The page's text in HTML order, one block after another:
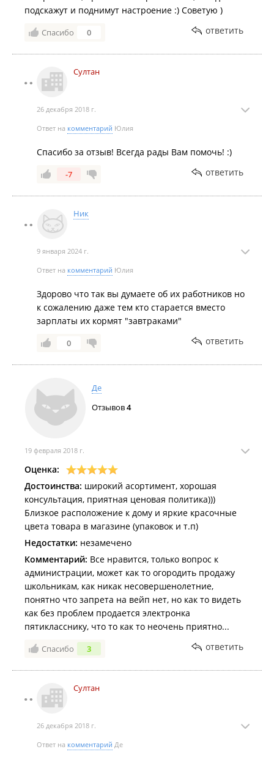
подскажут и поднимут настроение :) Советую )
Спасибо 0 ответить
Султан
26 декабря 2018 г.
Ответ на комментарий Юлия
Спасибо за отзыв! Всегда рады Вам помочь! :)
-7 ответить
Ник
9 января 2024 г.
Ответ на комментарий Юлия
Здорово что так вы думаете об их работников но
к сожалению даже тем кто старается вместо
зарплаты их кормят "завтраками"
0 ответить
Де
Отзывов4
19 февраля 2018 г.
Оценка:
Достоинства: широкий асортимент, хорошая
консультация, приятная ценовая политика)))
Близкое расположение к дому и яркие красочные
цвета товара в магазине (упаковок и т.п)
Недостатки: незамечено
Комментарий: Все нравится, только вопрос к
администрации, может как то огородить продажу
школьникам, как никак несовершенолетние,
понятно что запрета на вейп нет, но как то видеть
как без проблем продается электронка
пятикласснику, что то как то неочень приятно...
Спасибо 3 ответить
Султан
26 декабря 2018 г.
Ответ на комментарий Де